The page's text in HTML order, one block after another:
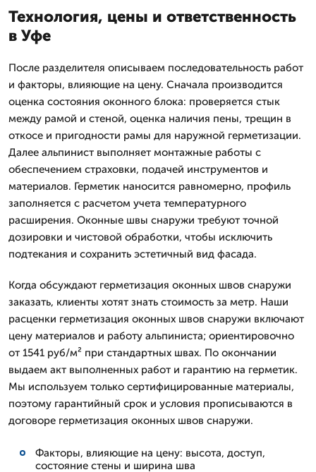
Технология, цены и ответственность
в Уфе
После разделителя описываем последовательность работ
и факторы, влияющие на цену. Сначала производится
оценка состояния оконного блока: проверяется стык
между рамой и стеной, оценка наличия пены, трещин в
откосе и пригодности рамы для наружной герметизации.
Далее альпинист выполняет монтажные работы с
обеспечением страховки, подачей инструментов и
материалов. Герметик наносится равномерно, профиль
заполняется с расчетом учета температурного
расширения. Оконные швы снаружи требуют точной
дозировки и чистовой обработки, чтобы исключить
подтекания и сохранить эстетичный вид фасада.
Когда обсуждают герметизация оконных швов снаружи
заказать, клиенты хотят знать стоимость за метр. Наши
расценки герметизация оконных швов снаружи включают
цену материалов и работу альпиниста; ориентировочно
от 1541 руб/м² при стандартных швах. По окончании
выдаем акт выполненных работ и гарантию на герметик.
Мы используем только сертифицированные материалы,
поэтому гарантийный срок и условия прописываются в
договоре герметизация оконных швов снаружи.
Факторы, влияющие на цену: высота, доступ,
состояние стены и ширина шва